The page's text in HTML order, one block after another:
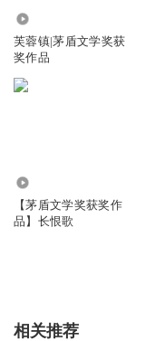
芙蓉镇|茅盾文学奖获
奖作品
【茅盾文学奖获奖作
品】长恨歌
相关推荐